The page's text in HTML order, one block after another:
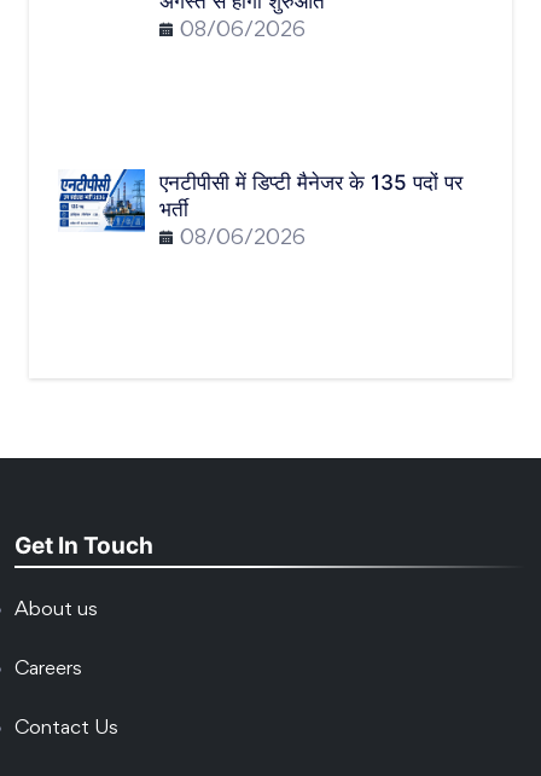
08/06/2026
एनटीपीसी में डिप्टी मैनेजर के 135 पदों पर
भर्ती
08/06/2026
Get In Touch
About us
Careers
Contact Us